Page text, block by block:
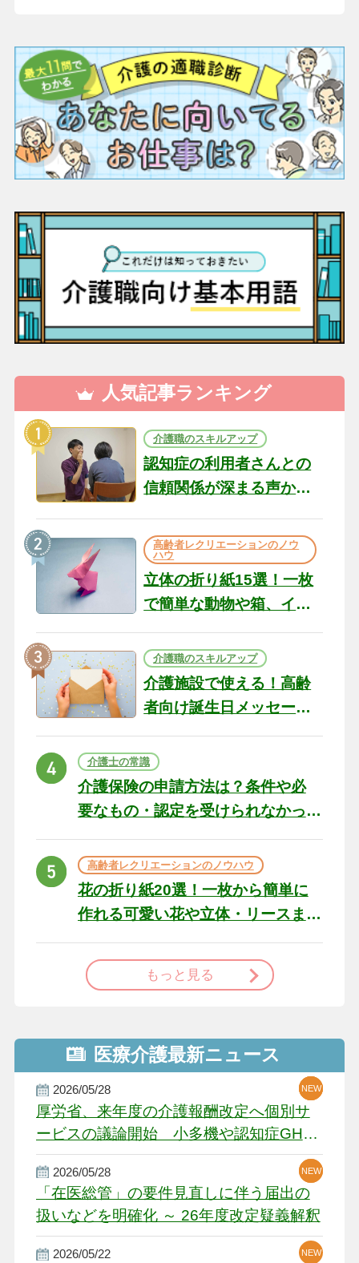
人気記事ランキング
介護職のスキルアップ
認知症の利用者さんとの
信頼関係が深まる声かけ
の現場から（22）
高齢者レクリエーションのノウ
ハウ
立体の折り紙15選！一枚
で簡単な動物や箱、イン
介護職のスキルアップ
介護施設で使える！高齢
者向け誕生日メッセージ
ト
介護士の常識
介護保険の申請方法は？条件や必
要なもの・認定を受けられなかっ
高齢者レクリエーションのノウハウ
花の折り紙20選！一枚から簡単に
作れる可愛い花や立体・リースま
もっと見る
医療介護最新ニュース
2026/05/28
厚労省、来年度の介護報酬改定へ個別サ
ービスの議論開始 小多機や認知症GH、
厳しい経営環境に危機感
NEW
NEW
NEW
2026/05/28
「在医総管」の要件見直しに伴う届出の
扱いなどを明確化 ～ 26年度改定疑義解釈
NEW
NEW
2026/05/22 NEW